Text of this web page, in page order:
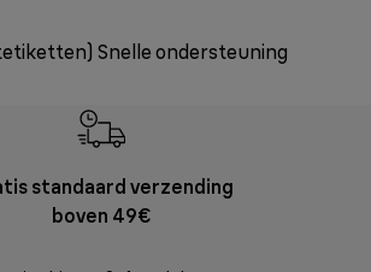
Snelle ondersteuning
standaard verzending
boven 49€